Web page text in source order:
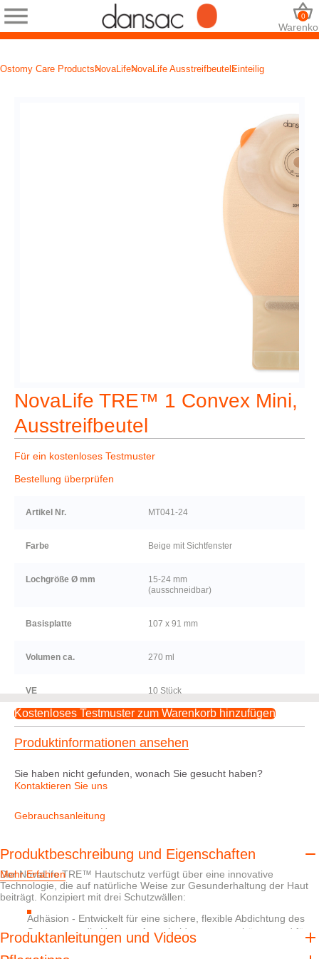
0
Ostomy Care ProductsNovaLifeNovaLife Ausstreifbeutel Einteilig
NovaLife TRE™ 1 Convex Mini,
Ausstreifbeutel
Für ein kostenloses Testmuster
Bestellung überprüfen
Artikel Nr. MT041-24
Farbe Beige mit Sichtfenster
Lochgröße Ø mm
15-24 mm
(ausschneidbar)
Basisplatte 107 x 91 mm
Volumen ca. 270 ml
VE 10 Stück
Kostenloses Testmuster zum Warenkorb hinzufügen
Produktinformationen ansehen
Sie haben nicht gefunden, wonach Sie gesucht haben?
Kontaktieren Sie uns
Gebrauchsanleitung
Produktbeschreibung und Eigenschaften
Der NovaLife TRE™ Hautschutz verfügt über eine innovative
Technologie, die auf natürliche Weise zur Gesunderhaltung der Haut
beiträgt. Konzipiert mit drei Schutzwällen:
Adhäsion - Entwickelt für eine sichere, flexible Abdichtung des
Stomas, um die Haut vor Ausscheidungen zu schützen und für
eine einfache Entfernung nach der Anwendung.
Mehr Erfahren
Produktanleitungen und Videos